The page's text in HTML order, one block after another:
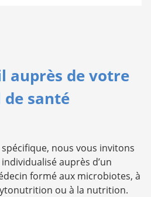
auprès de votre
santé
nous vous invitons
auprès d’un
formé aux microbiotes, à
ou à la nutrition.